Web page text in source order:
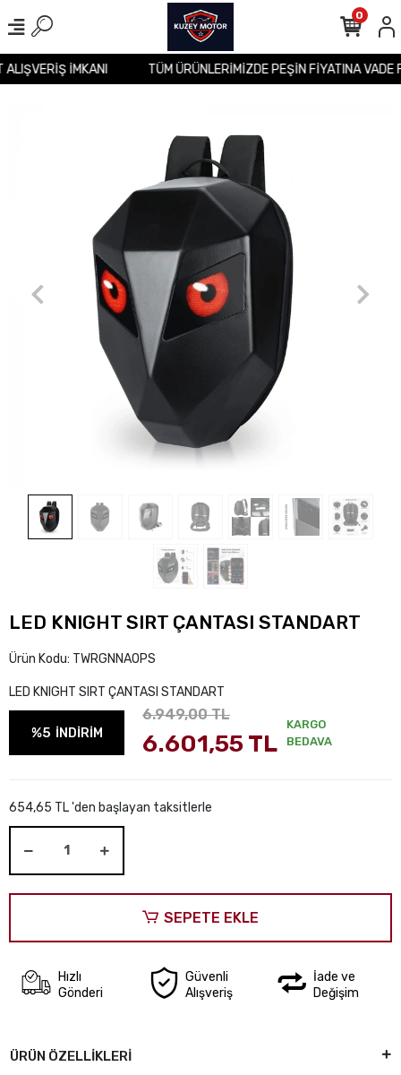
ALIŞVERİŞ İMKANI TÜM ÜRÜNLERİMİZDE PEŞİN FİYATINA
0
LED KNIGHT SIRT ÇANTASI STANDART
Ürün Kodu: TWRGNNAOPS
LED KNIGHT SIRT ÇANTASI STANDART
%5 İNDİRİM
6.949,00 TL
6.601,55 TL
KARGO
BEDAVA
654,65 TL 'den başlayan taksitlerle
SEPETE EKLE
Hızlı
Gönderi
Güvenli
Alışveriş
İade ve
Değişim
ÜRÜN ÖZELLİKLERİ